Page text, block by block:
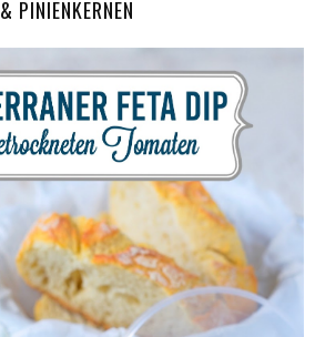
& PINIENKERNEN